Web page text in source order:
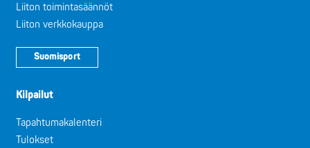
Liiton toimintasäännöt
Liiton verkkokauppa
Suomisport
Kilpailut
Tapahtumakalenteri
Tulokset